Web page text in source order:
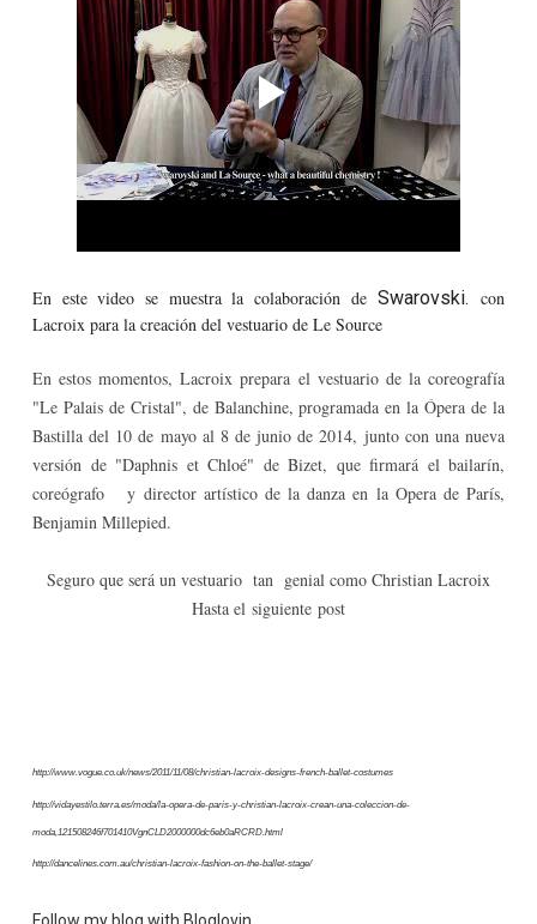
En este video se muestra la colaboración deSwarovski. con
Lacroix para la creación del vestuario de Le Source
En estos momentos, Lacroix prepara el vestuario de la coreografía
"Le Palais de Cristal", de Balanchine, programada en la Ópera de la
Bastilla del 10 de mayo al 8 de junio de 2014, junto con una nueva
versión de "Daphnis et Chloé" de Bizet, que firmará el bailarín,
coreógrafo y director artístico de la danza en la Opera de París,
Benjamin Millepied.
Seguro que será un vestuario tan genial como Christian Lacroix
Hasta el siguiente post
http://www.vogue.co.uk/news/2011/11/08/christian-lacroix-designs-french-ballet-costumes
http://vidayestilo.terra.es/moda/la-opera-de-paris-y-christian-lacroix-crean-una-coleccion-de-
moda,121508246f701410VgnCLD2000000dc6eb0aRCRD.html
http://dancelines.com.au/christian-lacroix-fashion-on-the-ballet-stage/
Follow my blog with Bloglovin